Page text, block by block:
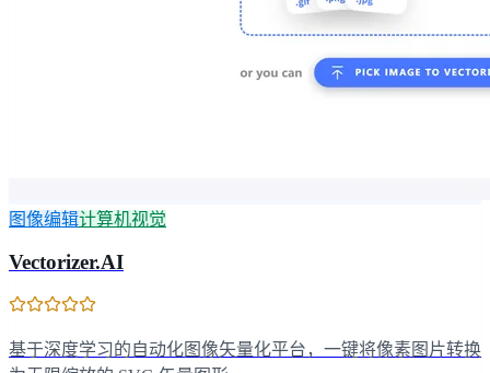
图像编辑计算机视觉
Vectorizer.AI
基于深度学习的自动化图像矢量化平台，一键将像素图片转换